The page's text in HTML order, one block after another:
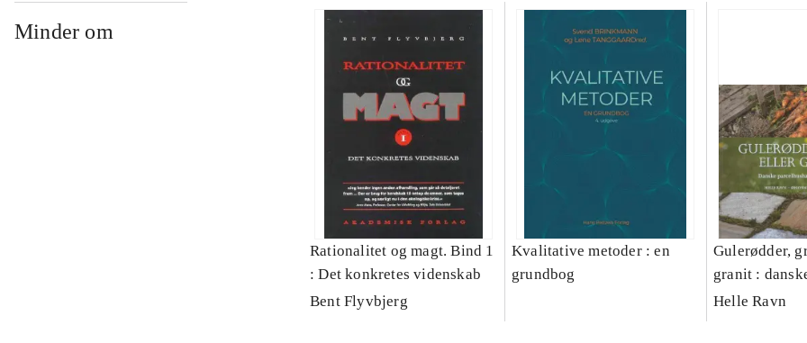
Minder om
Rationalitet og magt. Bind 1
: Det konkretes videnskab
Bent Flyvbjerg
Kvalitative metoder : en
grundbog
Gulerødder,
granit :
Helle Ravn